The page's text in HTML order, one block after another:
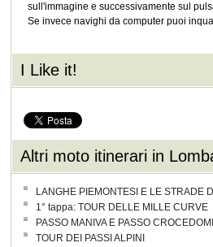
sull'immagine e successivamente sul
Se invece navighi da computer puoi
I Like it!
Altri moto itinerari in
LANGHE PIEMONTESI E LE STRADE
1° tappa: TOUR DELLE MILLE CURVE
PASSO MANIVA E PASSO
TOUR DEI PASSI ALPINI